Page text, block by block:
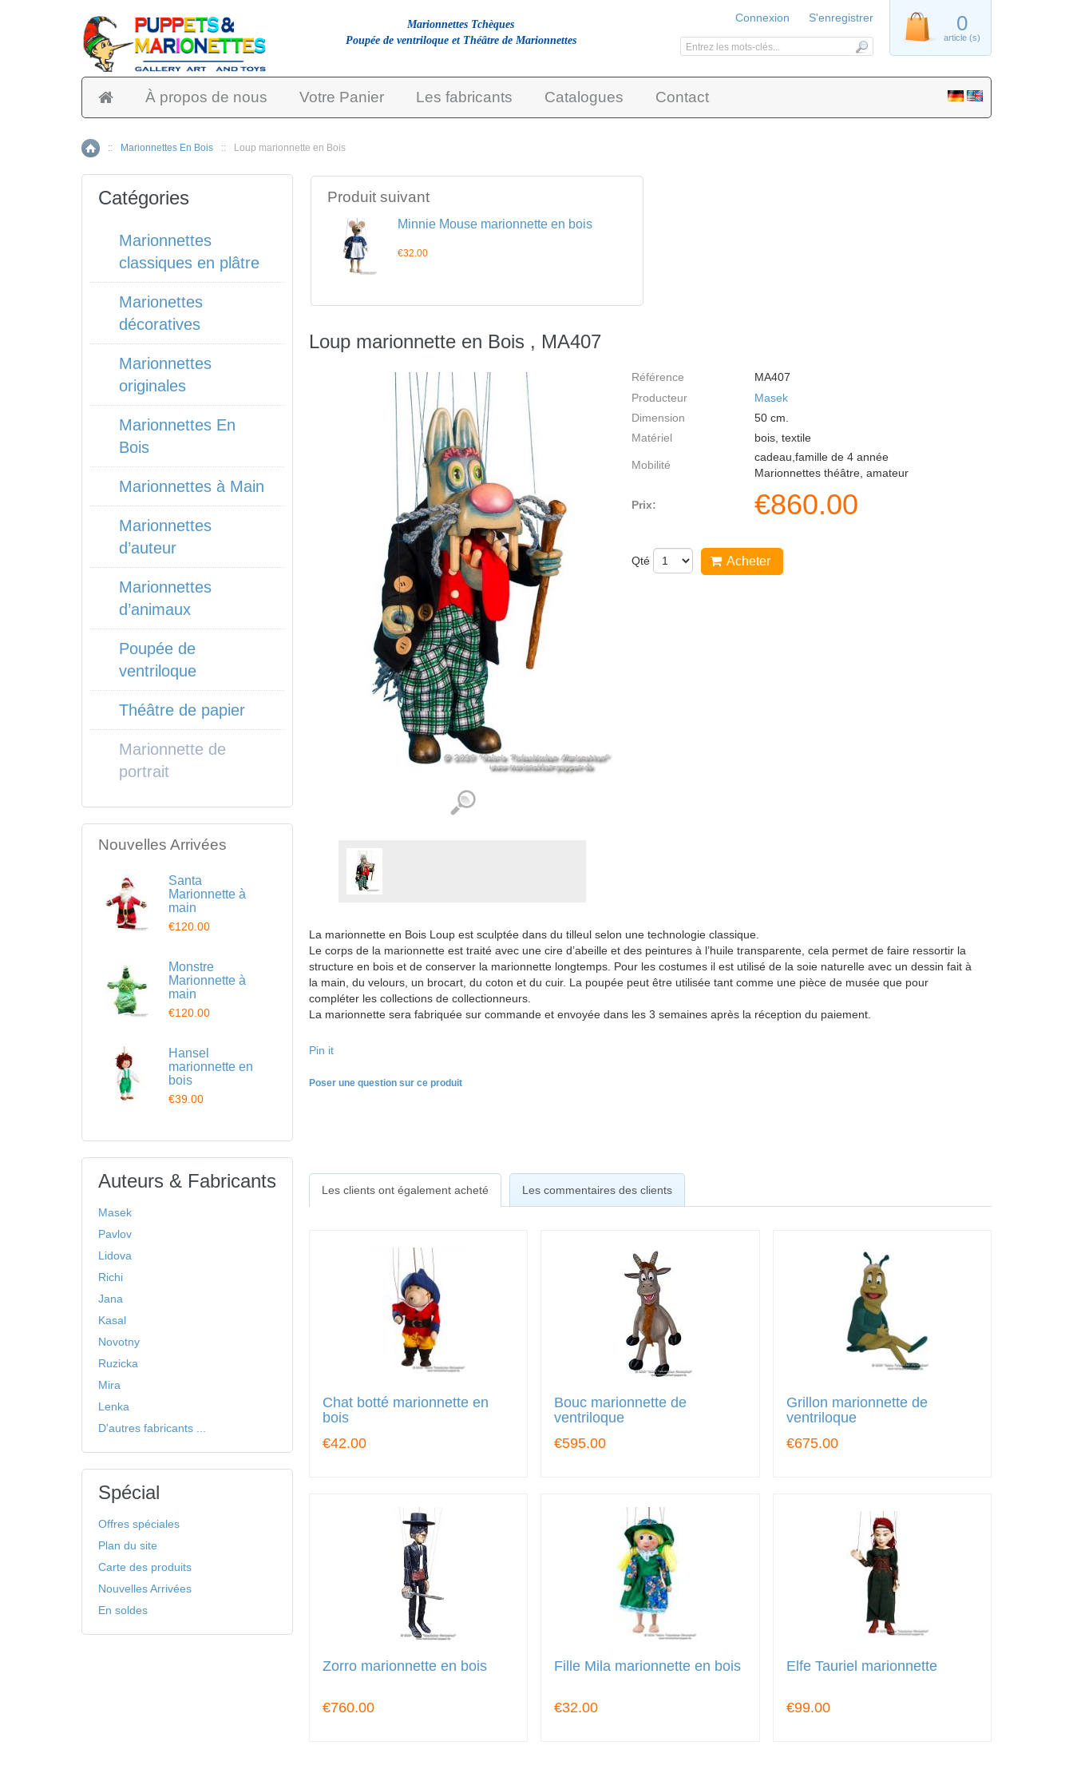
À propos de nous Votre Panier Les fabricants Catalogues Contact
Accueil
:: Marionnettes En Bois :: Loup marionnette en Bois
Produit suivant
Minnie Mouse marionnette en bois
€32.00
Loup marionnette en Bois , MA407
Référence
MA407
Producteur
Masek
Dimension
50 cm.
Matériel
bois, textile
Mobilité
cadeau,famille de 4 année
Marionnettes théâtre, amateur
Prix: €860.00
Qté Acheter
La marionnette en Bois Loup est sculptée dans du tilleul selon une technologie classique.
Le corps de la marionnette est traité avec une cire d’abeille et des peintures à l’huile transparente, cela permet de faire ressortir la
structure en bois et de conserver la marionnette longtemps. Pour les costumes il est utilisé de la soie naturelle avec un dessin fait à
la main, du velours, un brocart, du coton et du cuir. La poupée peut être utilisée tant comme une pièce de musée que pour
compléter les collections de collectionneurs.
La marionnette sera fabriquée sur commande et envoyée dans les 3 semaines après la réception du paiement.
Pin it
Poser une question sur ce produit
Les clients ont également acheté Les commentaires des clients
Chat botté marionnette en
bois
€42.00
Bouc marionnette de
ventriloque
€595.00
Grillon marionnette de
ventriloque
€675.00
Zorro marionnette en bois
€760.00
Fille Mila marionnette en bois
€32.00
Elfe Tauriel marionnette
€99.00
Catégories
Marionnettes
classiques en plâtre
Marionettes
décoratives
Marionnettes
originales
Marionnettes En
Bois
Marionnettes à Main
Marionnettes
d’auteur
Marionnettes
d’animaux
Poupée de
ventriloque
Théâtre de papier
Marionnette de
portrait
Nouvelles Arrivées
Santa
Marionnette à
main
€120.00
Monstre
Marionnette à
main
€120.00
Hansel
marionnette en
bois
€39.00
Auteurs & Fabricants
Masek
Pavlov
Lidova
Richi
Jana
Kasal
Novotny
Ruzicka
Mira
Lenka
D'autres fabricants ...
Spécial
Offres spéciales
Plan du site
Carte des produits
Nouvelles Arrivées
En soldes
Marionnettes Tchèques
Poupée de ventriloque et Théâtre de Marionnettes
0
article (s)
Connexion S'enregistrer